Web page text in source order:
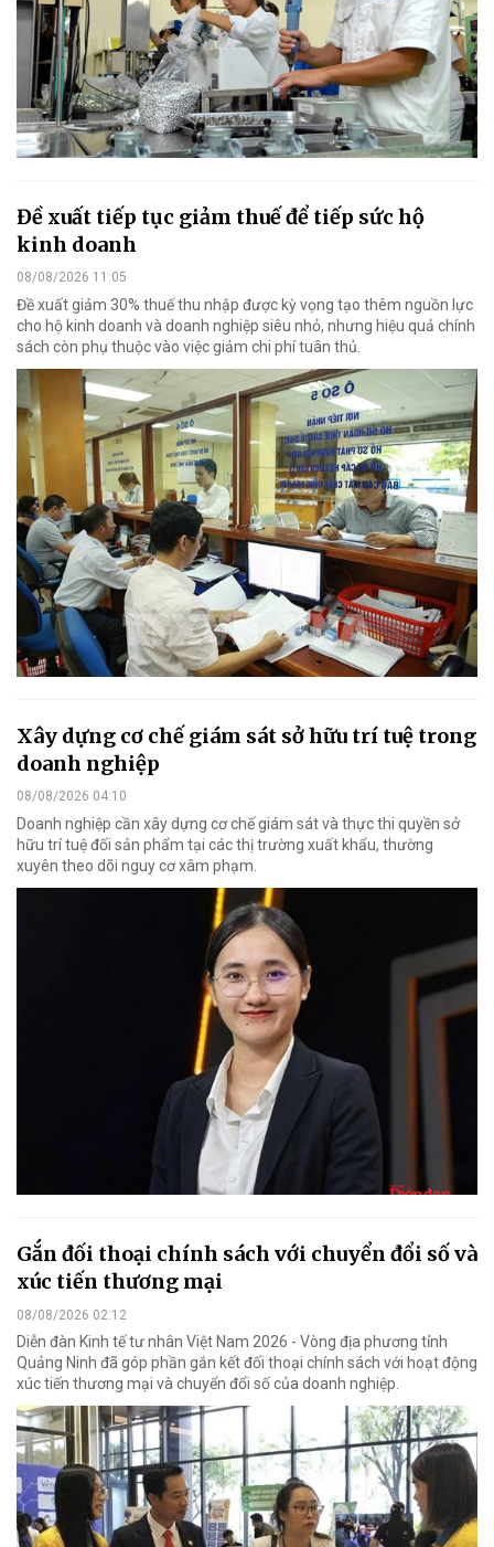
Đề xuất tiếp tục giảm thuế để tiếp sức hộ
kinh doanh
08/08/2026 11:05
Đề xuất giảm 30% thuế thu nhập được kỳ vọng tạo thêm nguồn lực
cho hộ kinh doanh và doanh nghiệp siêu nhỏ, nhưng hiệu quả chính
sách còn phụ thuộc vào việc giảm chi phí tuân thủ.
Xây dựng cơ chế giám sát sở hữu trí tuệ trong
doanh nghiệp
08/08/2026 04:10
Doanh nghiệp cần xây dựng cơ chế giám sát và thực thi quyền sở
hữu trí tuệ đối sản phẩm tại các thị trường xuất khẩu, thường
xuyên theo dõi nguy cơ xâm phạm.
Gắn đối thoại chính sách với chuyển đổi số và
xúc tiến thương mại
08/08/2026 02:12
Diễn đàn Kinh tế tư nhân Việt Nam 2026 - Vòng địa phương tỉnh
Quảng Ninh đã góp phần gắn kết đối thoại chính sách với hoạt động
xúc tiến thương mại và chuyển đổi số của doanh nghiệp.